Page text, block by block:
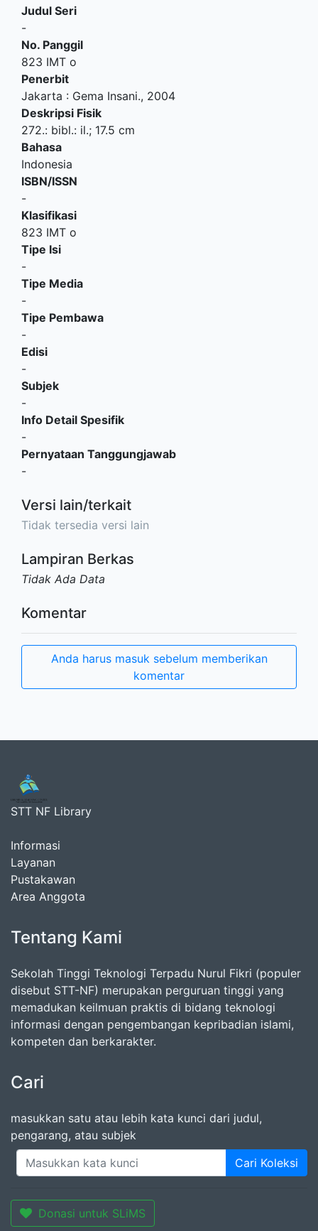
Judul Seri
-
No. Panggil
823 IMT o
Penerbit
Jakarta : Gema Insani., 2004
Deskripsi Fisik
272.: bibl.: il.; 17.5 cm
Bahasa
Indonesia
ISBN/ISSN
-
Klasifikasi
823 IMT o
Tipe Isi
-
Tipe Media
-
Tipe Pembawa
-
Edisi
-
Subjek
-
Info Detail Spesifik
-
Pernyataan Tanggungjawab
-
Versi lain/terkait
Tidak tersedia versi lain
Lampiran Berkas
Tidak Ada Data
Komentar
Anda harus masuk sebelum memberikan
komentar
STT NF Library
Informasi
Layanan
Pustakawan
Area Anggota
Tentang Kami
Sekolah Tinggi Teknologi Terpadu Nurul Fikri (populer
disebut STT-NF) merupakan perguruan tinggi yang
memadukan keilmuan praktis di bidang teknologi
informasi dengan pengembangan kepribadian islami,
kompeten dan berkarakter.
Cari
masukkan satu atau lebih kata kunci dari judul,
pengarang, atau subjek
Cari Koleksi
Donasi untuk SLiMS